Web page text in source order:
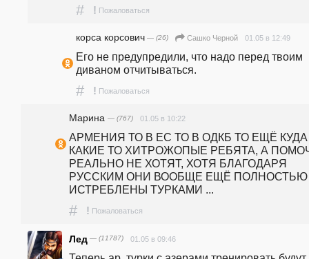
# ! Пожаловаться
корса корсович — (26) Сашко Черной 01.05 в 12:49
Его не предупредили, что надо перед твоим
диваном отчитываться.
# ! Пожаловаться
Марина — (767) 01.05 в 10:22
АРМЕНИЯ ТО В ЕС ТО В ОДКБ ТО ЕЩЁ КУДА
КАКИЕ ТО ХИТРОЖОПЫЕ РЕБЯТА, А
РЕАЛЬНО НЕ ХОТЯТ, ХОТЯ БЛАГОДАРЯ
РУССКИМ ОНИ ВООБЩЕ ЕЩЁ ПОЛНОСТЬЮ
ИСТРЕБЛЕНЫ ТУРКАМИ ...
# ! Пожаловаться
Лед — (11787) 01.05 в 09:46